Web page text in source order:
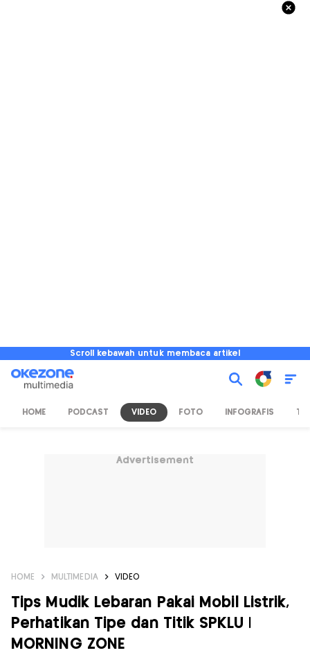
Scroll kebawah untuk membaca artikel
HOME PODCAST VIDEO FOTO INFOGRAFIS TV
Advertisement
HOME MULTIMEDIA VIDEO
Tips Mudik Lebaran Pakai Mobil Listrik,
Perhatikan Tipe dan Titik SPKLU |
MORNING ZONE